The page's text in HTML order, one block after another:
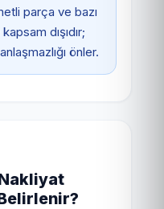
parça ve bazı
dışıdır;
önler.